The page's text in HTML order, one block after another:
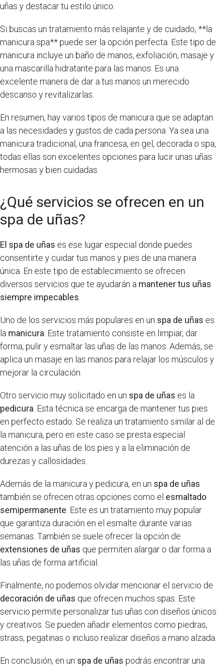
uñas y destacar tu estilo único.
Si buscas un tratamiento más relajante y de cuidado, **la
manicura spa** puede ser la opción perfecta. Este tipo de
manicura incluye un baño de manos, exfoliación, masaje y
una mascarilla hidratante para las manos. Es una
excelente manera de dar a tus manos un merecido
descanso y revitalizarlas.
En resumen, hay varios tipos de manicura que se adaptan
a las necesidades y gustos de cada persona. Ya sea una
manicura tradicional, una francesa, en gel, decorada o spa,
todas ellas son excelentes opciones para lucir unas uñas
hermosas y bien cuidadas.
¿Qué servicios se ofrecen en un
spa de uñas?
El spa de uñas es ese lugar especial donde puedes
consentirte y cuidar tus manos y pies de una manera
única. En este tipo de establecimiento se ofrecen
diversos servicios que te ayudarán a mantener tus uñas
siempre impecables
Uno de los servicios más populares en un spa de uñas es
la manicura . Este tratamiento consiste en limpiar, dar
forma, pulir y esmaltar las uñas de las manos. Además, se
aplica un masaje en las manos para relajar los músculos y
mejorar la circulación.
Otro servicio muy solicitado en un spa de uñas es la
pedicura . Esta técnica se encarga de mantener tus pies
en perfecto estado. Se realiza un tratamiento similar al de
la manicura, pero en este caso se presta especial
atención a las uñas de los pies y a la eliminación de
durezas y callosidades.
Además de la manicura y pedicura, en un spa de uñas
también se ofrecen otras opciones como el esmaltado
semipermanente . Este es un tratamiento muy popular
que garantiza duración en el esmalte durante varias
semanas. También se suele ofrecer la opción de
extensiones de uñas que permiten alargar o dar forma a
las uñas de forma artificial.
Finalmente, no podemos olvidar mencionar el servicio de
decoración de uñas que ofrecen muchos spas. Este
servicio permite personalizar tus uñas con diseños únicos
y creativos. Se pueden añadir elementos como piedras,
strass, pegatinas o incluso realizar diseños a mano alzada.
En conclusión, en un spa de uñas podrás encontrar una